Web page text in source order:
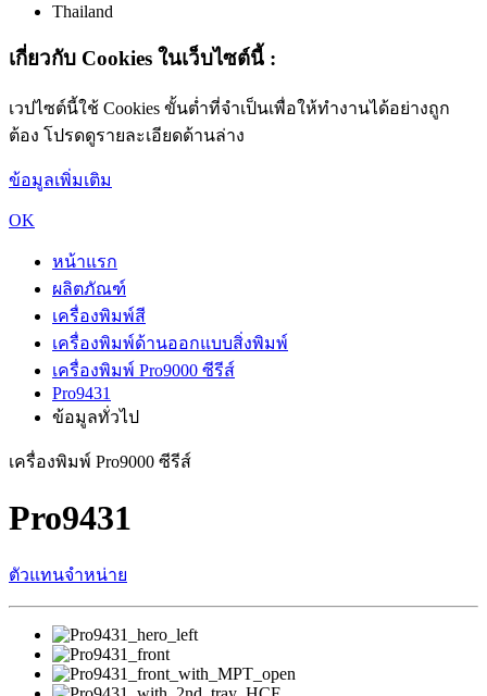
Thailand
เกี่ยวกับ Cookies ในเว็บไซต์นี้ :
เวปไซต์นี้ใช้ Cookies ขั้นต่ำที่จำเป็นเพื่อให้ทำงานได้อย่างถูก
ต้อง โปรดดูรายละเอียดด้านล่าง
ข้อมูลเพิ่มเติม
OK
หน้าแรก
ผลิตภัณฑ์
เครื่องพิมพ์สี
เครื่องพิมพ์ด้านออกแบบสิ่งพิมพ์
เครื่องพิมพ์ Pro9000 ซีรีส์
Pro9431
ข้อมูลทั่วไป
เครื่องพิมพ์ Pro9000 ซีรีส์
Pro9431
ตัวแทนจำหน่าย